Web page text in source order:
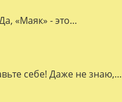
«Маяк» - это…
себе! Даже не знаю,…